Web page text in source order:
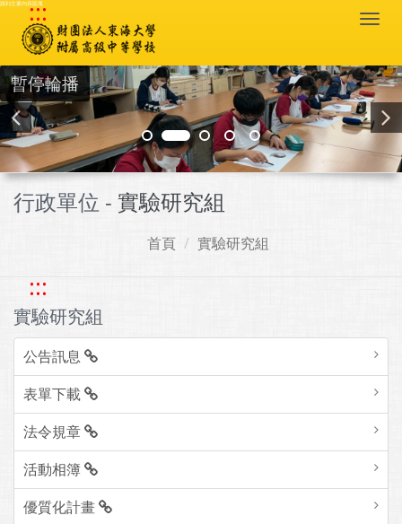
跳到主要內容區塊
:::
暫停輪播
行政單位 - 實驗研究組
首頁 實驗研究組
:::
實驗研究組
公告訊息
表單下載
法令規章
活動相簿
優質化計畫